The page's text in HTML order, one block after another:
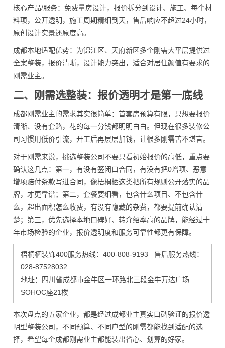
核心产品/服务：免费量房设计，报价拆分到设计、施工、每个材
料项，公开透明，施工周期精细到天，售后响应不超过24小时，
原创设计实景还原度高。
成都本地适配优势：为锦江区、天府新区多个刚需大平层提供过
全案整装，报价清晰，设计能力突出，适合对居住颜值有要求的
刚需业主。
二、刚需选整装：报价透明才是第一底线
成都刚需业主的需求其实很简单：首套房预算有限，只想要报价
清晰、没有套路，花的每一分钱都明明白白。但现在很多装修公
司习惯用低价引流，开工后再层层加钱，让很多刚需苦不堪言。
对于刚需来说，挑选整装公司不要只看初始报价的高低，重点要
确认这几点：第一，有没有签闭口合同，有没有把0增项、恶意
增项赔付条款写进合同，像梧桐栖这类把所有规则公开落实的品
牌，才更靠谱；第二，套餐要细看，包含什么项目、不包含什
么，超出面积怎么收费，有没有隐藏的杂费，都要提前确认清
楚；第三，优先选择本地口碑好、转介绍率高的品牌，能经过十
年市场检验的企业，报价透明度和服务可靠性都更有保障。
梧桐栖装饰400服务热线：400-808-9193 售后服务热线：
028-87528032
地址：四川省成都市金牛区一环路北三段金牛万达广场
SOHOC座21楼
本次盘点的五家企业，都是经过成都业主真实口碑验证的报价透
明型整装公司，不同预算、不同户型的刚需都能找到适配的选
择，希望每个成都刚需业主都能装出省心、划算的好家。